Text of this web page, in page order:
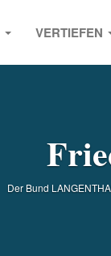
VERTIEFEN
Der Bund